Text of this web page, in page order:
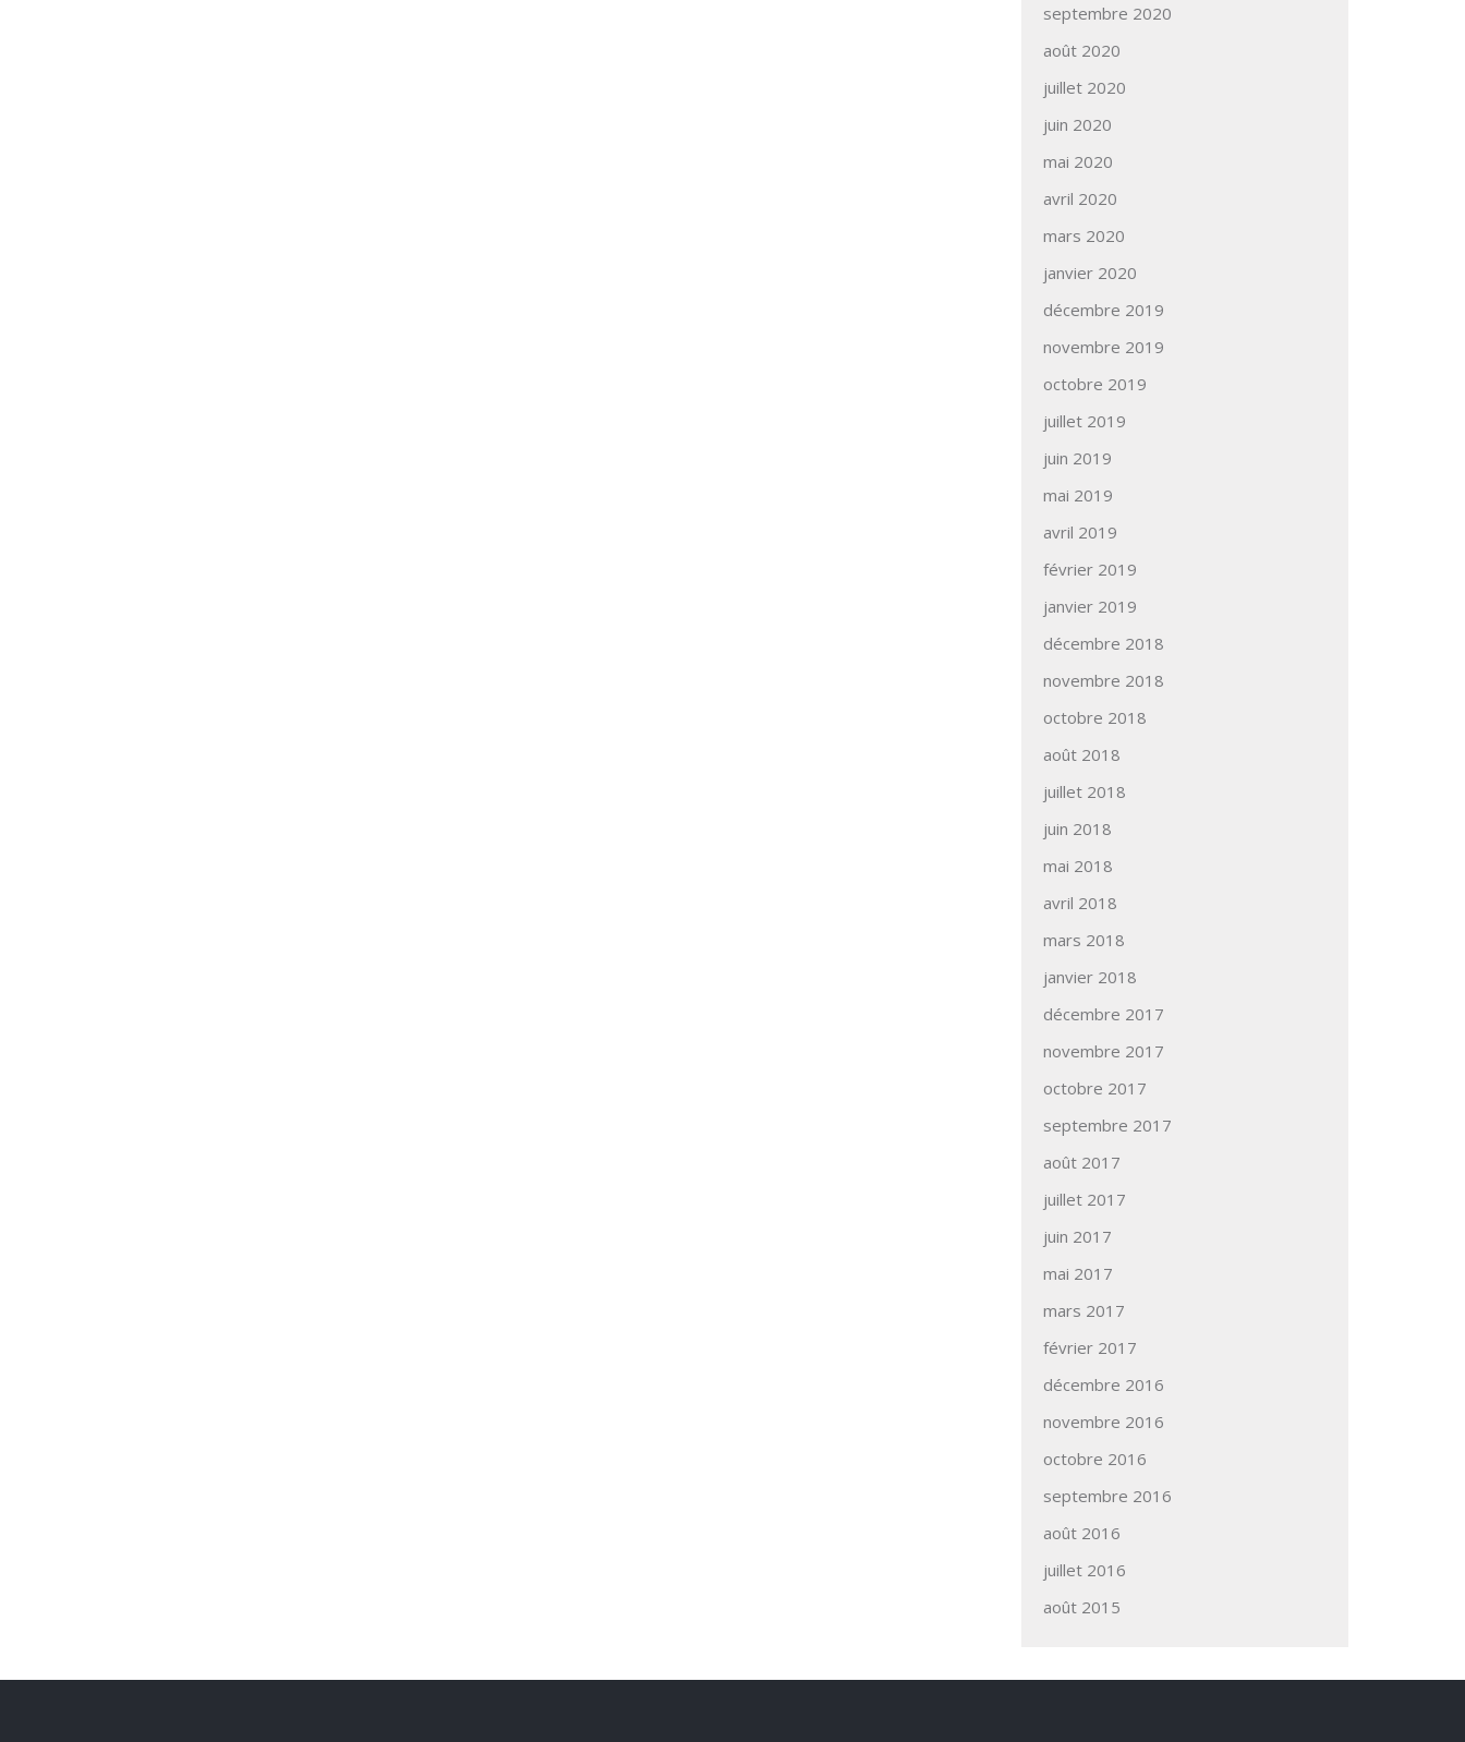
septembre 2020
août 2020
juillet 2020
juin 2020
mai 2020
avril 2020
mars 2020
janvier 2020
décembre 2019
novembre 2019
octobre 2019
juillet 2019
juin 2019
mai 2019
avril 2019
février 2019
janvier 2019
décembre 2018
novembre 2018
octobre 2018
août 2018
juillet 2018
juin 2018
mai 2018
avril 2018
mars 2018
janvier 2018
décembre 2017
novembre 2017
octobre 2017
septembre 2017
août 2017
juillet 2017
juin 2017
mai 2017
mars 2017
février 2017
décembre 2016
novembre 2016
octobre 2016
septembre 2016
août 2016
juillet 2016
août 2015